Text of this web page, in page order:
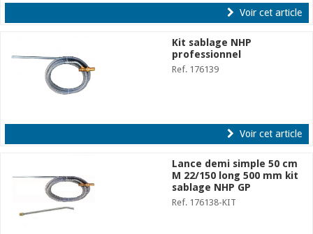
Voir cet article
Kit sablage NHP
professionnel
Ref. 176139
Voir cet article
Lance demi simple 50 cm
M 22/150 long 500 mm kit
sablage NHP GP
Ref. 176138-KIT